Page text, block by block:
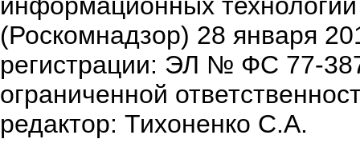
(Роскомнадзор) 28 января
регистрации: ЭЛ № ФС 77-
ограниченной
редактор: Тихоненко С.А.